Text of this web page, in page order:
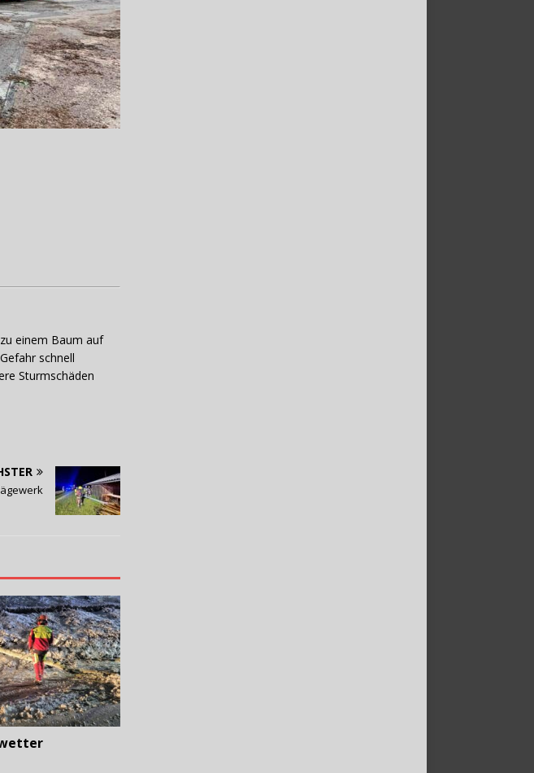
einem Baum auf
schnell
Sturmschäden